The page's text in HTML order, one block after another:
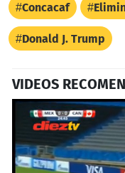
Concacaf
Donald J. Trump
VIDEOS